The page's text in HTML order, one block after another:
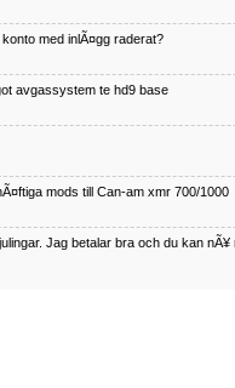
med inlÃ¤gg raderat?
avgassystem te hd9 base
mods till Can-am xmr 700/1000
Jag betalar bra och du kan